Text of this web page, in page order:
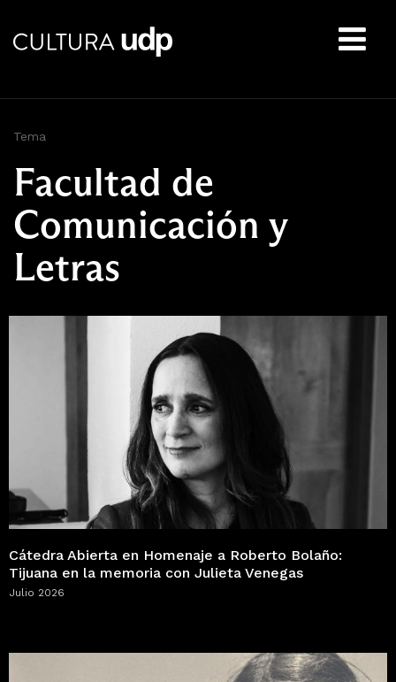
Tema
Facultad de
Comunicación y
Letras
Cátedra Abierta en Homenaje a Roberto Bolaño:
Tijuana en la memoria con Julieta Venegas
Julio 2026